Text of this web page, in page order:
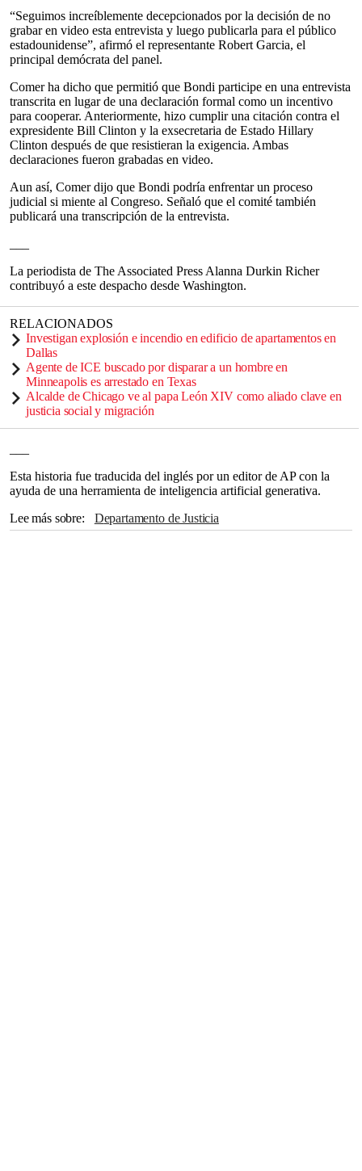
“Seguimos increíblemente decepcionados por la decisión de no
grabar en video esta entrevista y luego publicarla para el público
estadounidense”, afirmó el representante Robert Garcia, el
principal demócrata del panel.
Comer ha dicho que permitió que Bondi participe en una entrevista
transcrita en lugar de una declaración formal como un incentivo
para cooperar. Anteriormente, hizo cumplir una citación contra el
expresidente Bill Clinton y la exsecretaria de Estado Hillary
Clinton después de que resistieran la exigencia. Ambas
declaraciones fueron grabadas en video.
Aun así, Comer dijo que Bondi podría enfrentar un proceso
judicial si miente al Congreso. Señaló que el comité también
publicará una transcripción de la entrevista.
La periodista de The Associated Press Alanna Durkin Richer
contribuyó a este despacho desde Washington.
RELACIONADOS
Investigan explosión e incendio en edificio de apartamentos en
Dallas
Agente de ICE buscado por disparar a un hombre en
Minneapolis es arrestado en Texas
Alcalde de Chicago ve al papa León XIV como aliado clave en
justicia social y migración
Esta historia fue traducida del inglés por un editor de AP con la
ayuda de una herramienta de inteligencia artificial generativa.
Lee más sobre
Departamento de Justicia